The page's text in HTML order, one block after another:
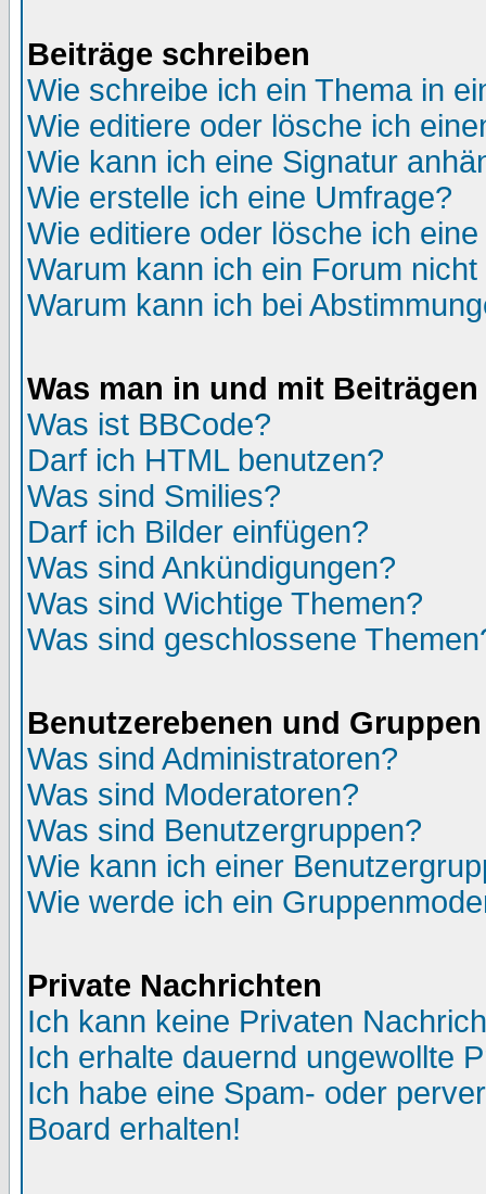
Beiträge schreiben
Wie schreibe ich ein Thema in
Wie editiere oder lösche ich
Wie kann ich eine Signatur
Wie erstelle ich eine Umfrage?
Wie editiere oder lösche ich
Warum kann ich ein Forum
Warum kann ich bei
Was man in und mit
Was ist BBCode?
Darf ich HTML benutzen?
Was sind Smilies?
Darf ich Bilder einfügen?
Was sind Ankündigungen?
Was sind Wichtige Themen?
Was sind geschlossene
Benutzerebenen und Gruppen
Was sind Administratoren?
Was sind Moderatoren?
Was sind Benutzergruppen?
Wie kann ich einer
Wie werde ich ein
Private Nachrichten
Ich kann keine Privaten
Ich erhalte dauernd ungewollte
Ich habe eine Spam- oder
Board erhalten!